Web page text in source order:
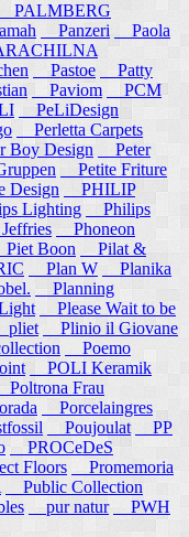
PALMBERG
Panzeri
Paola
Pastoe
Patty
Paviom
PCM
PeLiDesign
Perletta Carpets
Boy Design
Peter
Petite Friture
Design
PHILIP
Lighting
Philips
Phoneon
Boon
Pilat &
Plan W
Planika
Planning
Please Wait to be
pliet
Plinio il Giovane
Poemo
POLI Keramik
Poltrona Frau
Porcelaingres
Poujoulat
PP
PROCeDeS
Floors
Promemoria
Public Collection
pur natur
PWH